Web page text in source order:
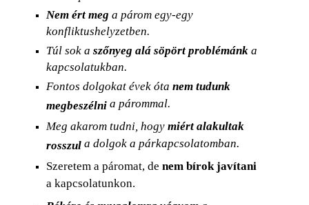
Nem ért meg a párom egy-egy
konfliktushelyzetben.
Túl sok a szőnyeg alá söpört problémánk a
kapcsolatukban.
Fontos dolgokat évek óta nem tudunk
megbeszélni a párommal.
Meg akarom tudni, hogy miért alakultak
rosszul a dolgok a párkapcsolatomban.
Szeretem a páromat, de nem bírok javítani
a kapcsolatunkon.